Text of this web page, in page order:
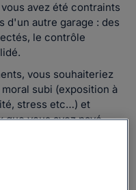
avez été contraints
d'un autre garage : des
le contrôle
vous souhaiteriez
subi (exposition à
stress etc…) et
vous avez payé
erroné.
le centre de contrôle
arrangement ; mais